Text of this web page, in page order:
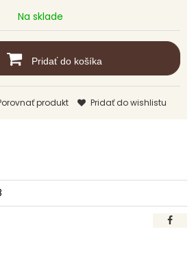
Na sklade
Pridať do košíka
produkt Pridať do wishlistu